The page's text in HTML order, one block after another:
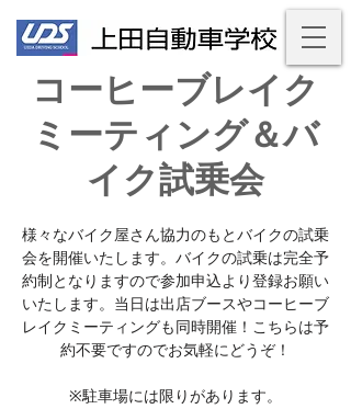
コーヒーブレイク
ミーティング＆バ
イク試乗会
様々なバイク屋さん協力のもとバイクの試乗
会を開催いたします。バイクの試乗は完全予
約制となりますので参加申込より登録お願い
いたします。当日は出店ブースやコーヒーブ
レイクミーティングも同時開催！こちらは予
約不要ですのでお気軽にどうぞ！
※駐車場には限りがあります。